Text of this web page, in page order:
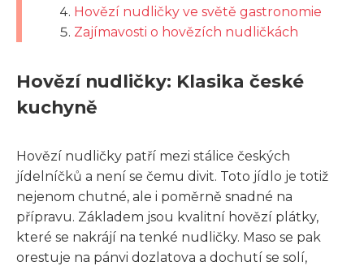
Hovězí nudličky ve světě gastronomie
Zajímavosti o hovězích nudličkách
Hovězí nudličky: Klasika české
kuchyně
Hovězí nudličky patří mezi stálice českých
jídelníčků a není se čemu divit. Toto jídlo je totiž
nejenom chutné, ale i poměrně snadné na
přípravu. Základem jsou kvalitní hovězí plátky,
které se nakrájí na tenké nudličky. Maso se pak
orestuje na pánvi dozlatova a dochutí se solí,